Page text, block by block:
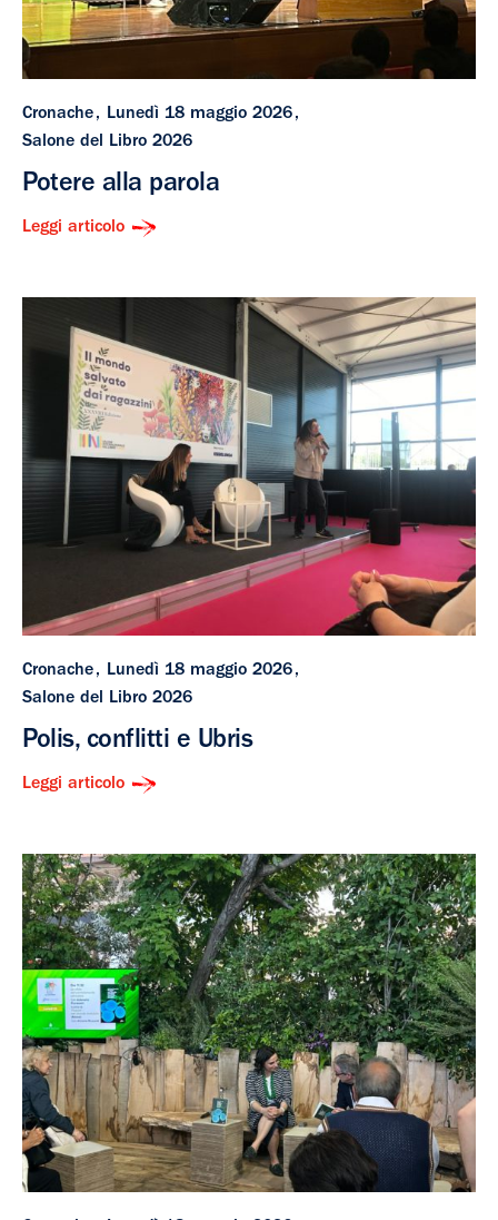
Cronache
Lunedì 18 maggio 2026
Salone del Libro 2026
Potere alla parola
Leggi articolo
Cronache
Lunedì 18 maggio 2026
Salone del Libro 2026
Polis, conflitti e Ubris
Leggi articolo